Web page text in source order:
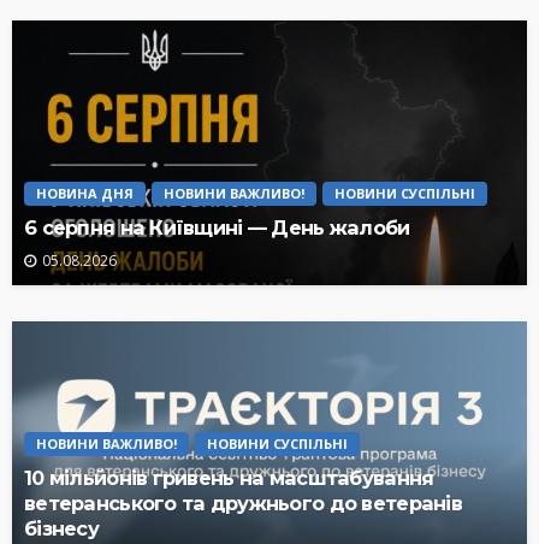
НОВИНА ДНЯ НОВИНИ ВАЖЛИВО! НОВИНИ СУСПІЛЬНІ
6 серпня на Київщині — День жалоби
05.08.2026
НОВИНИ ВАЖЛИВО! НОВИНИ СУСПІЛЬНІ
10 мільйонів гривень на масштабування
ветеранського та дружнього до ветеранів
бізнесу